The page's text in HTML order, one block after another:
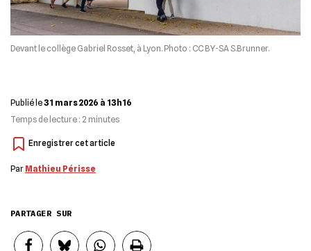
Devant le collège Gabriel Rosset, à Lyon. Photo : CC BY-SA S.Brunner.
Publié le31 mars 2026 à 13h16
Temps de lecture : 2 minutes
Par Mathieu Périsse
PARTAGER SUR